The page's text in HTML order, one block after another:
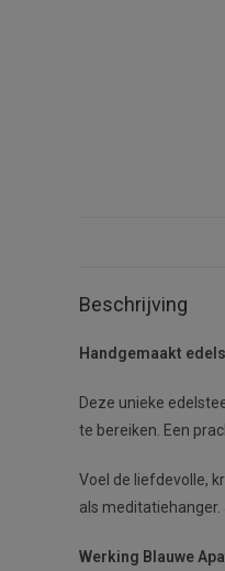
Beschrijving
Handgemaakt
Deze unieke
te bereiken. Een
Voel de liefdevolle,
als
Werking Blauwe